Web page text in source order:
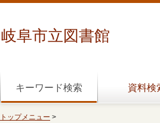
岐阜市立図書館
キーワード検索 資料検
トップメニュー >